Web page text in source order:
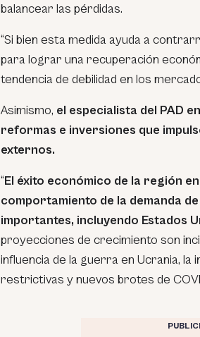
balancear las pérdidas.
“Si bien esta medida ayuda a
para lograr una recuperación
tendencia de debilidad en los
Asimismo, el especialista del PAD
reformas e inversiones que
externos.
“El éxito económico de la región
comportamiento de la demanda
importantes, incluyendo Estados
proyecciones de crecimiento son
influencia de la guerra en Ucrania,
restrictivas y nuevos brotes de